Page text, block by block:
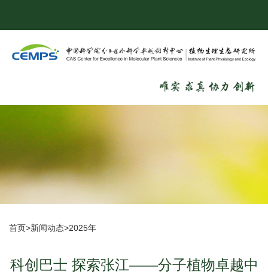
首页>新闻动态>2025年
科创巴士 探索张江——分子植物卓越中